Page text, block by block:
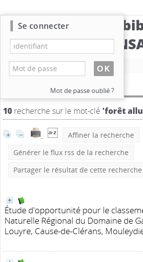
Catalogue de la
du
Nouvelle recherche
Résultat de la recherche
10 recherche sur le mot-clé 'forêt
Affiner la recherche
Générer le flux rss de la recherche
Partager le résultat de cette recherche
Étude d'opportunité pour le
Naturelle Régional du Domaine de
Louyre, Cause-de-Clérans,
Se connecter
Mot de passe oublié ?